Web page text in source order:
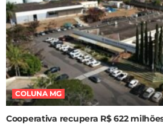
COLUNA MG
Cooperativa recupera R$ 622